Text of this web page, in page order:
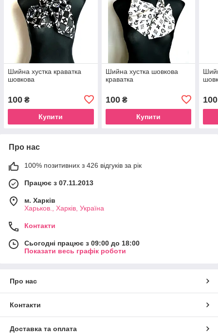
Шийна хустка краватка
шовкова
100 ₴
Купити
Шийна хустка шовкова
краватка
100₴
Купити
100
Про нас
100% позитивних з 426 відгуків за рік
Працює з 07.11.2013
м. Харків
Харьков., Харків, Україна
Контакти
Сьогодні працює з 09:00 до 18:00
Показати весь графік роботи
Про нас
Контакти
Доставка та оплата